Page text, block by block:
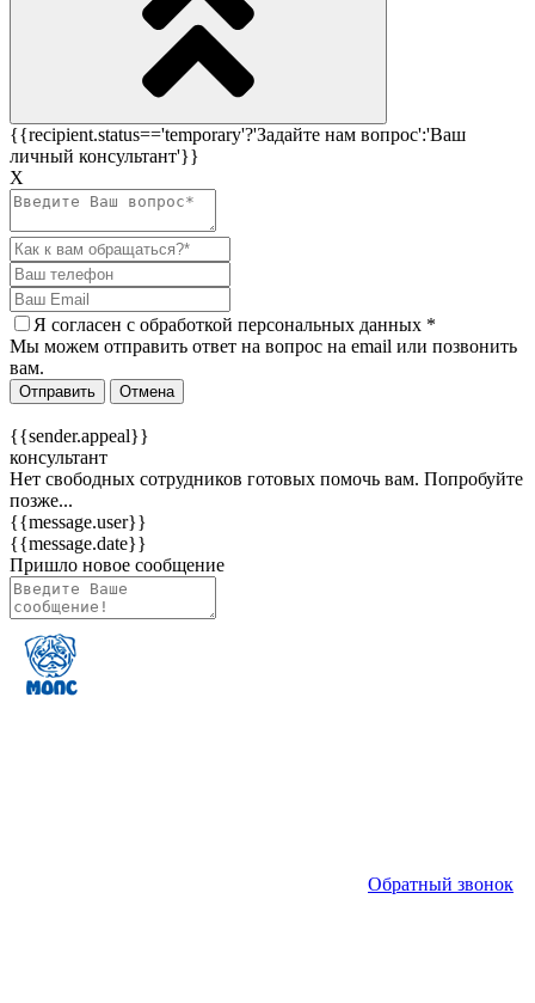
{{recipient.status=='temporary'?'Задайте нам вопрос':'Ваш
личный консультант'}}
Х
Я согласен c обработкой персональных данных *
Мы можем отправить ответ на вопрос на email или позвонить
вам.
Отправить Отмена
{{sender.appeal}}
консультант
Нет свободных сотрудников готовых помочь вам. Попробуйте
позже...
{{message.user}}
{{message.date}}
Пришло новое сообщение
Обратный звонок